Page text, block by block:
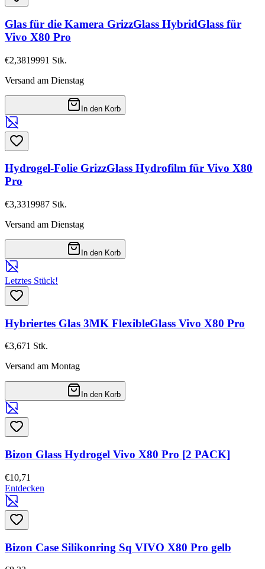
Glas für die Kamera GrizzGlass HybridGlass für
Vivo X80 Pro
€2,3819991 Stk.
Versand am Dienstag
In den Korb
Hydrogel-Folie GrizzGlass Hydrofilm für Vivo X80
Pro
€3,3319987 Stk.
Versand am Dienstag
In den Korb
Letztes Stück!
Hybriertes Glas 3MK FlexibleGlass Vivo X80 Pro
€3,671 Stk.
Versand am Montag
In den Korb
Bizon Glass Hydrogel Vivo X80 Pro [2 PACK]
€10,71
Entdecken
Bizon Case Silikonring Sq VIVO X80 Pro gelb